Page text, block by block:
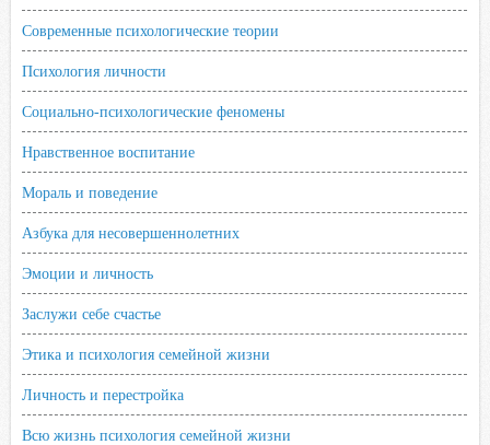
Современные психологические теории
Психология личности
Социально-психологические феномены
Нравственное воспитание
Мораль и поведение
Азбука для несовершеннолетних
Эмоции и личность
Заслужи себе счастье
Этика и психология семейной жизни
Личность и перестройка
Всю жизнь психология семейной жизни